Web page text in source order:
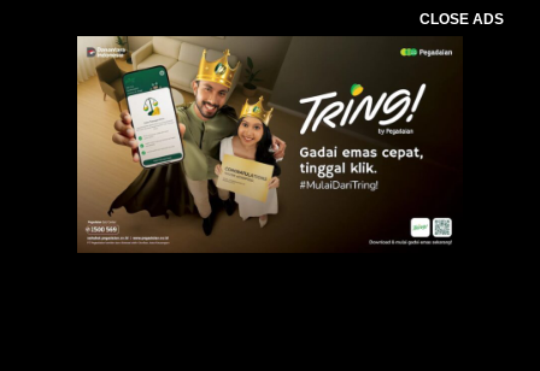
CLOSE ADS